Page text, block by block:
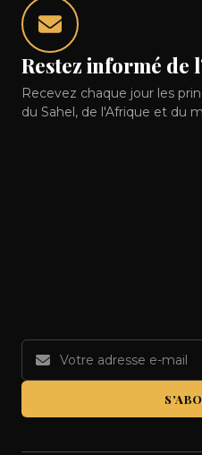
Restez informé de
Recevez chaque jour les
du Sahel, de l'Afrique et du